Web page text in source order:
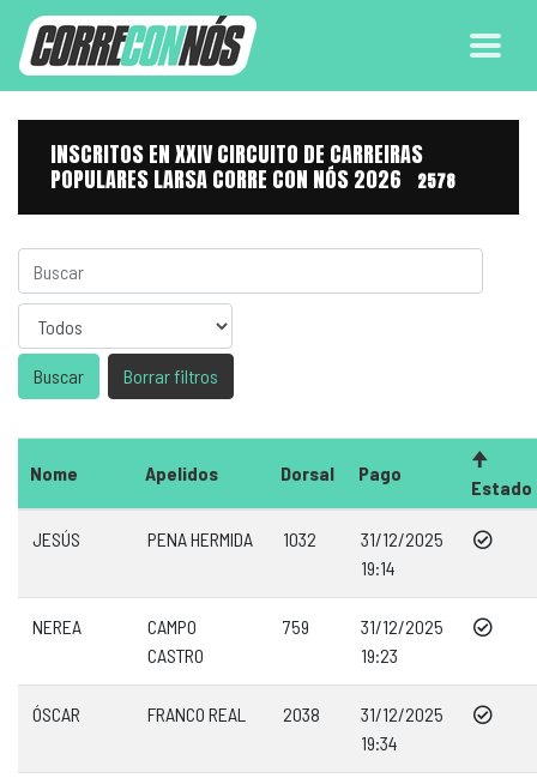
INSCRITOS EN XXIV CIRCUITO DE CARREIRAS
POPULARES LARSA CORRE CON NÓS 2026 2578
Sexo
Borrar filtros
Nome Apelidos Dorsal Pago
Estado
JESÚS PENA HERMIDA 1032
31/12/2025
19:14
NEREA
CAMPO
CASTRO
759
31/12/2025
19:23
ÓSCAR FRANCO REAL 2038
31/12/2025
19:34